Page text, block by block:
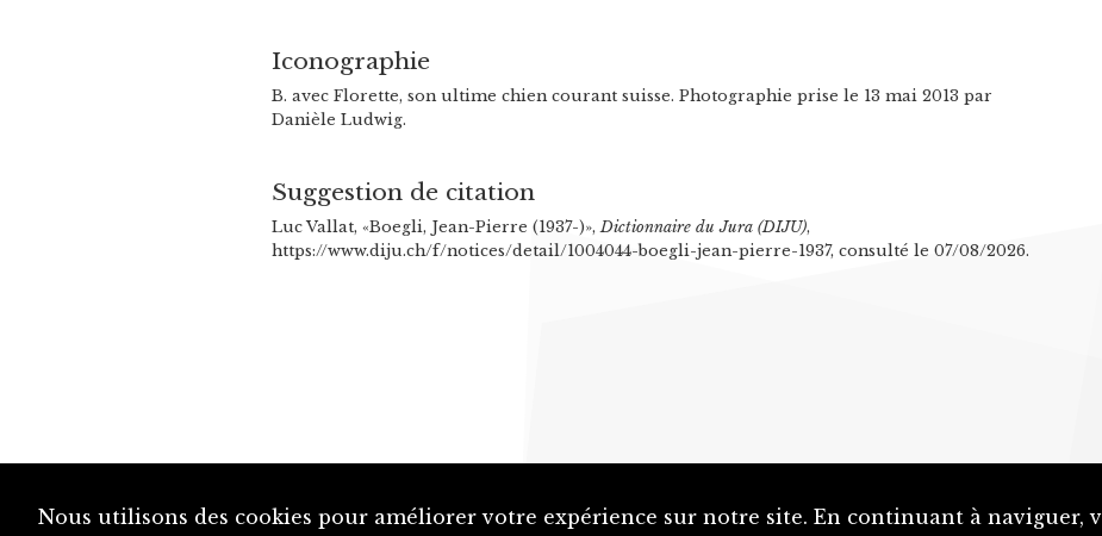
Iconographie
B. avec Florette, son ultime chien courant suisse. Photographie prise le 13 mai 2013 par
Danièle Ludwig.
Suggestion de citation
Luc Vallat, «Boegli, Jean-Pierre (1937-)», Dictionnaire du Jura (DIJU),
https://www.diju.ch/f/notices/detail/1004044-boegli-jean-pierre-1937, consulté le 07/08/2026.
Nous utilisons des cookies pour améliorer votre expérience sur notre site. En continuant à naviguer,